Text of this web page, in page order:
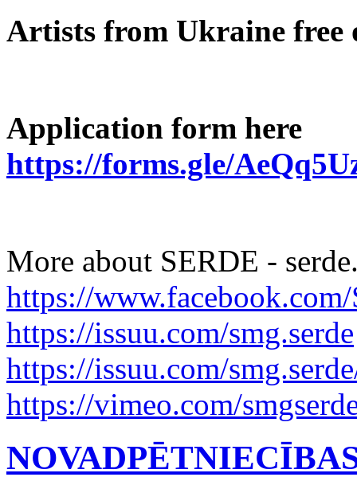
Artists from Ukraine free
Application form here
https://forms.gle/
More about SERDE -
https://
https://issuu.com/smg.serde
https://issuu.com/
https://vimeo.com/